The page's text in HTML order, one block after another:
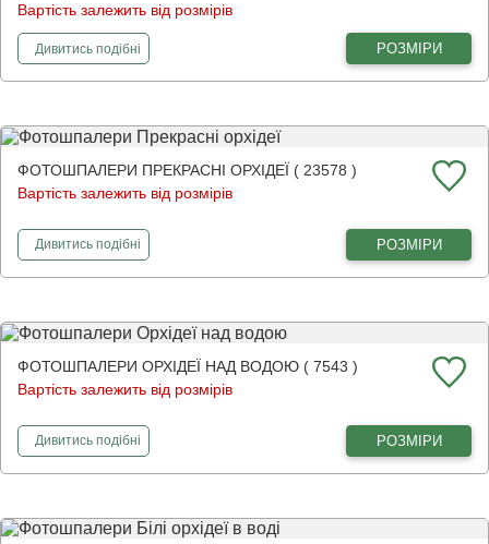
Вартість залежить від розмірів
Дивитисьфотошпалери
подібні РОЗМІРИ
ФОТОШПАЛЕРИ ПРЕКРАСНІ ОРХІДЕЇ ( 23578 )
Вартість залежить від розмірів
Дивитисьфотошпалери
подібні РОЗМІРИ
ФОТОШПАЛЕРИ ОРХІДЕЇ НАД ВОДОЮ ( 7543 )
Вартість залежить від розмірів
Дивитисьфотошпалери
подібні РОЗМІРИ